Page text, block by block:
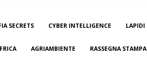
SECRETS CYBER INTELLIGENCE LAPIDI
AGRIAMBIENTE RASSEGNA STAMPA